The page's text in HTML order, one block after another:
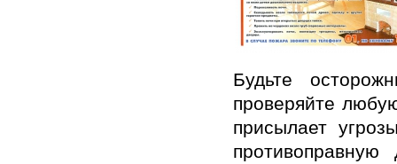
Будьте
проверяйте
присылает
противоправную